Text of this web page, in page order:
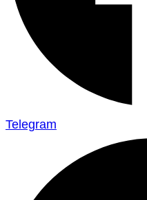
Telegram